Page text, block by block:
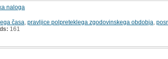
naloga
časa pravljice polpreteklega zgodovinskega obdobja
161